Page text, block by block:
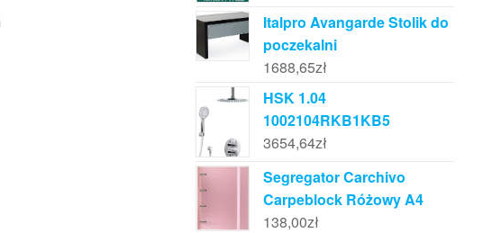
Italpro Avangarde Stolik do
poczekalni
1688,65zł
HSK 1.04
1002104RKB1KB5
3654,64zł
Segregator Carchivo
Carpeblock Różowy A4
138,00zł